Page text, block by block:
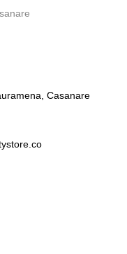
Casanare